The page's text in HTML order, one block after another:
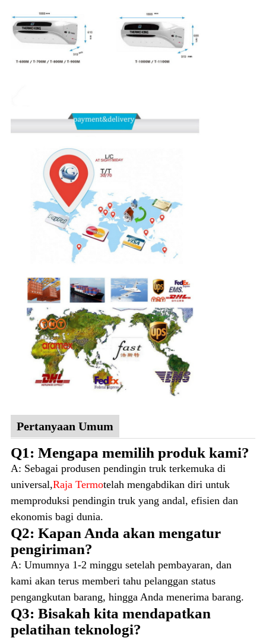
Pertanyaan Umum
Q1: Mengapa memilih produk kami?
A: Sebagai produsen pendingin truk terkemuka di
universal,Raja Termotelah mengabdikan diri untuk
memproduksi pendingin truk yang andal, efisien dan
ekonomis bagi dunia.
Q2: Kapan Anda akan mengatur
pengiriman?
A: Umumnya 1-2 minggu setelah pembayaran, dan
kami akan terus memberi tahu pelanggan status
pengangkutan barang, hingga Anda menerima barang.
Q3: Bisakah kita mendapatkan
pelatihan teknologi?